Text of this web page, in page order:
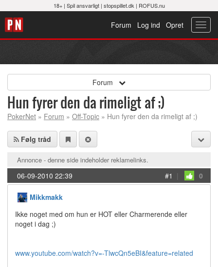
18+ | Spil ansvarligt| stopspillet.dk | ROFUS.nu
Opret
Log ind
Forum
Forum
Hun fyrer den da rimeligt af ;)
PokerNet » Forum » Off-Topic » Hun fyrer den da rimeligt af ;)
Følg tråd
Annonce - denne side indeholder reklamelinks.
06-09-2010 22:39 #1 | 0
Mikkmakk
Ikke noget med om hun er HOT eller Charmerende eller
noget i dag ;)
www.youtube.com/watch?v=-TlwcQn5eBI&feature=related